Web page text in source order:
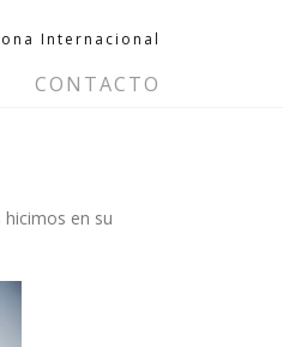
Internacional
CONTACTO
en su